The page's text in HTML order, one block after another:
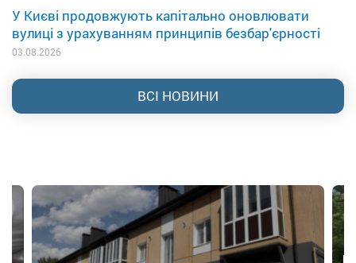
У Києві продовжують капітально оновлювати
вулиці з урахуванням принципів безбар'єрності
03.08.2026
ВСІ НОВИНИ